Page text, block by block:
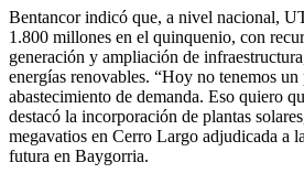
Bentancor indicó que, a nivel nacional,
1.800 millones en el quinquenio, con
generación y ampliación de
energías renovables. “Hoy no tenemos un
abastecimiento de demanda. Eso quiero
destacó la incorporación de plantas
megavatios en Cerro Largo adjudicada a
futura en Baygorria.